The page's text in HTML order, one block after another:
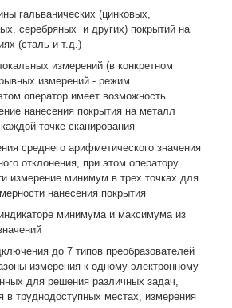
гальванических (цинковых,
серебряных
и других) покрытий на
(сталь и т.д.)
измерений (в конкретном
измерений - режим
оператор имеет возможность
нанесения покрытия на металл
точке сканирования
среднего арифметического значения
отклонения, при этом оператору
измерение минимум в трех точках для
нанесения покрытия
минимума и максимума из
до 7 типов преобразователей
измерения к одному электронному
для решения различных задач,
в труднодоступных местах, измерения